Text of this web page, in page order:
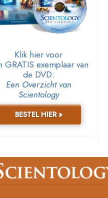
Klik hier voor
GRATIS exemplaar van
de DVD:
Een Overzicht van
Scientology
BESTEL HIER »